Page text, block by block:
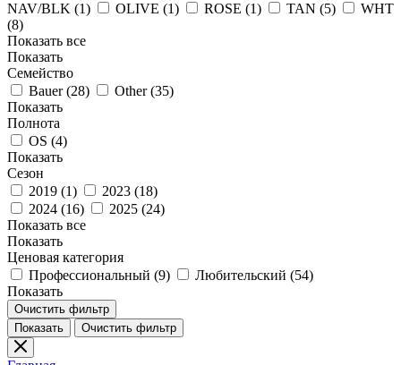
NAV/BLK (1) OLIVE (1) ROSE (1) TAN (5)
WHT
(8)
Показать все
Показать
Семейство
Bauer (28) Other (35)
Показать
Полнота
OS (4)
Показать
Сезон
2019 (1) 2023 (18)
2024 (16) 2025 (24)
Показать все
Показать
Ценовая категория
Профессиональный (9) Любительский (54)
Показать
Очистить фильтр
Показать
Очистить фильтр